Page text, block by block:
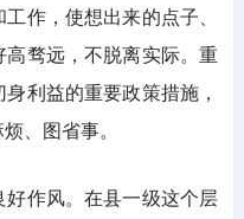
作，使想出来的点子、
骛远，不脱离实际。重
利益的重要政策措施，
、图省事。
作风。在县一级这个层